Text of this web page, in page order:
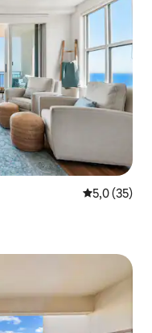
Просечна
5,0 (35)